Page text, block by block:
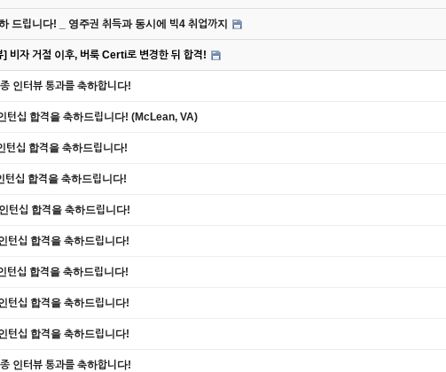
드립니다! _ 영주권 취득과 동시에 빅4 취업까지
] 비자 거절 이후, 버룩 Certi로 변경한 뒤 합격!
인터뷰 통과를 축하합니다!
턴십 합격을 축하드립니다! (McLean, VA)
턴십 합격을 축하드립니다!
턴십 합격을 축하드립니다!
턴십 합격을 축하드립니다!
턴십 합격을 축하드립니다!
턴십 합격을 축하드립니다!
턴십 합격을 축하드립니다!
턴십 합격을 축하드립니다!
인터뷰 통과를 축하합니다!